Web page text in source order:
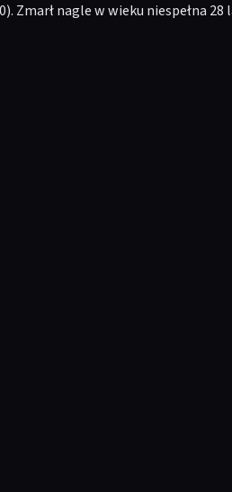
Zmarł nagle w wieku niespełna